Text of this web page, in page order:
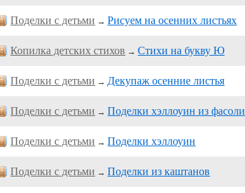
Поделки с детьми →Рисуем на осенних листьях
Копилка детских стихов →Стихи на букву Ю
Поделки с детьми →Декупаж осенние листья
Поделки с детьми →Поделки хэллоуин из фасоли
Поделки с детьми →Поделки хэллоуин
Поделки с детьми →Поделки из каштанов